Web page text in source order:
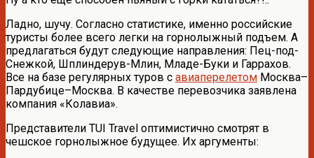
Ладно, шучу. Согласно статистике, именно российские
туристы более всего легки на горнолыжный подъем. А
предлагаться будут следующие направления: Пец-под-
Снежкой, Шплиндерув-Млин, Младе-Буки и Гаррахов.
Все на базе регулярных туров с авиаперелетом Москва–
Пардубице–Москва. В качестве перевозчика заявлена
компания «Колавиа».
Представители TUI Travel оптимистично смотрят в
чешское горнолыжное будущее. Их аргументы: